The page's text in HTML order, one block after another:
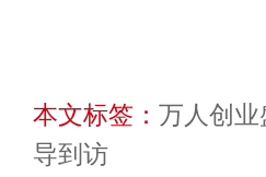
本文标签： 万人创业
导到访